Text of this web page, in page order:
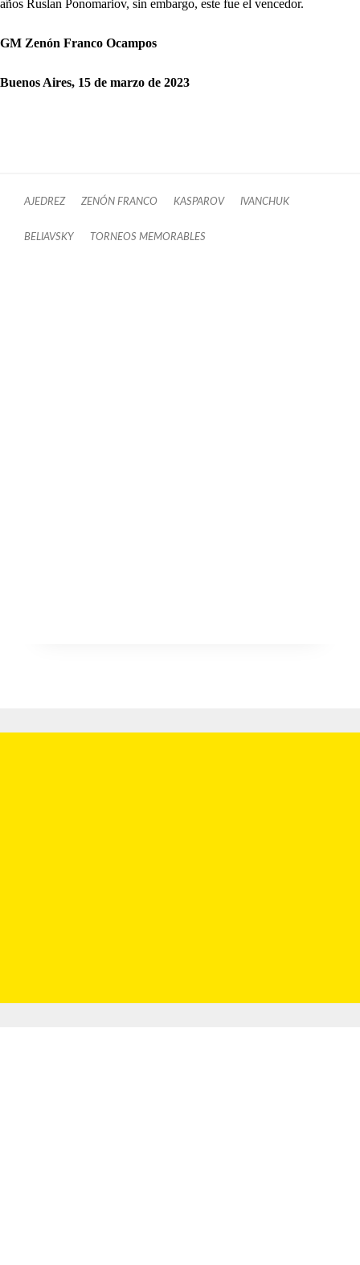
años Ruslan Ponomariov, sin embargo, este fue el vencedor.
GM Zenón Franco Ocampos
Buenos Aires, 15 de marzo de 2023
AJEDREZ ZENÓN FRANCO KASPAROV IVANCHUK
BELIAVSKY TORNEOS MEMORABLES